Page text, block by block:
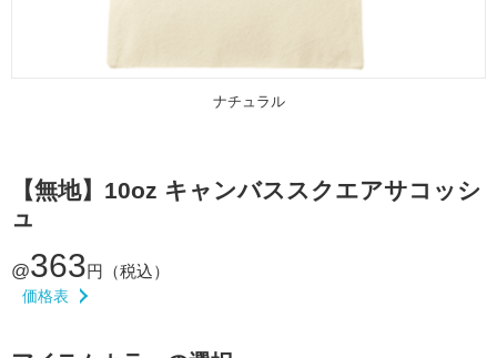
ナチュラル
【無地】10oz キャンバススクエアサコッシ
ュ
@363円（税込）
価格表